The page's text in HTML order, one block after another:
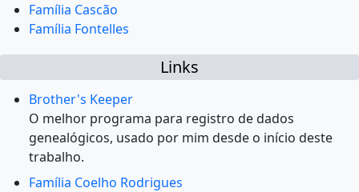
Família Cascão
Família Fontelles
Links
Brother's Keeper
O melhor programa para registro de dados
genealógicos, usado por mim desde o início deste
trabalho.
Família Coelho Rodrigues